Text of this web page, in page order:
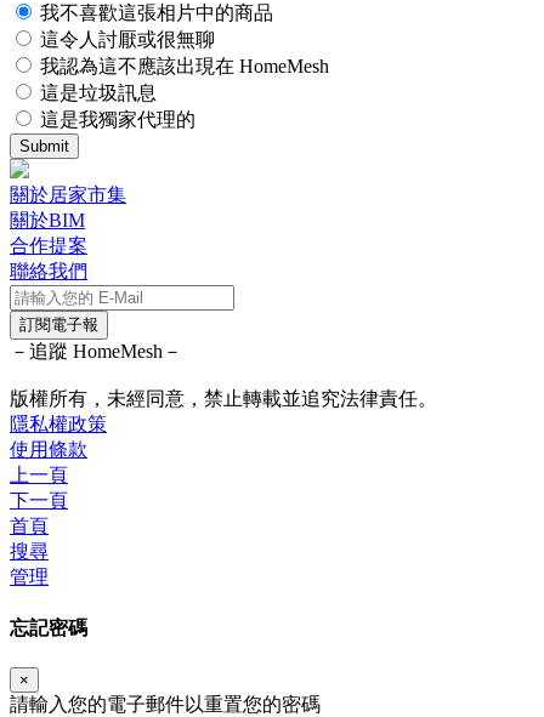
我不喜歡這張相片中的商品
這令人討厭或很無聊
我認為這不應該出現在 HomeMesh
這是垃圾訊息
這是我獨家代理的
Submit
關於居家市集
關於BIM
合作提案
聯絡我們
訂閱電子報
－追蹤 HomeMesh－
版權所有，未經同意，禁止轉載並追究法律責任。
隱私權政策
使用條款
上一頁
下一頁
首頁
搜尋
管理
忘記密碼
×
請輸入您的電子郵件以重置您的密碼